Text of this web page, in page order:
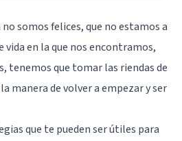
somos felices, que no estamos a
en la que nos encontramos,
tenemos que tomar las riendas de
manera de volver a empezar y ser
que te pueden ser útiles para